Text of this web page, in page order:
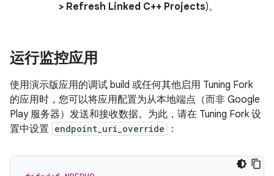
> Refresh Linked C++ Projects)。
运行监控应用
使用演示版应用的调试 build 或任何其他启用 Tuning Fork
的应用时，您可以将应用配置为从本地端点（而非 Google
Play 服务器）发送和接收数据。为此，请在 Tuning Fork 设
置中设置 endpoint_uri_override ：